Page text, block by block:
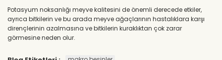
Potasyum noksanlığı meyve kalitesini de önemli derecede etkiler,
ayrıca bitkilerin ve bu arada meyve ağaçlarının hastalıklara karşı
dirençlerinin azalmasına ve bitkilerin kuraklıktan çok zarar
görmesine neden olur.